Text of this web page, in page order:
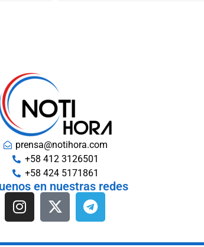
prensa@notihora.com
+58 412 3126501
+58 424 5171861
en nuestras redes